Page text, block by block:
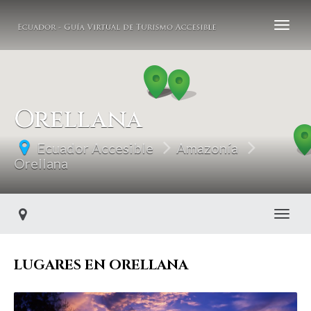
Orellana
Ecuador Accesible
Amazonía
Orellana
LUGARES EN ORELLANA